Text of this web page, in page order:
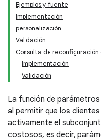
Ejemplos y fuente
Implementación
personalización
Validación
Consulta de reconfiguración
Implementación
Validación
La función de
al permitir que los
activamente el
costosos, es decir,